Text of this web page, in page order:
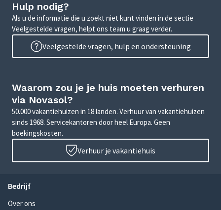
Hulp nodig?
Als u de informatie die u zoekt niet kunt vinden in de sectie
Veelgestelde vragen, helpt ons team u graag verder.
Veelgestelde vragen, hulp en ondersteuning
Waarom zou je je huis moeten verhuren
via Novasol?
50.000 vakantiehuizen in 18 landen. Verhuur van vakantiehuizen
sinds 1968. Servicekantoren door heel Europa. Geen
boekingskosten.
Verhuur je vakantiehuis
Bedrijf
Over ons